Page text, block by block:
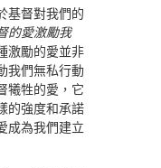
基督對我們的
的愛激勵我
激勵的愛並非
我們無私行動
犧牲的愛，它
的強度和承諾
成為我們建立